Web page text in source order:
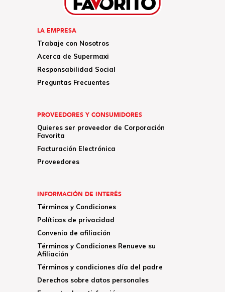
LA EMPRESA
Trabaje con Nosotros
Acerca de Supermaxi
Responsabilidad Social
Preguntas Frecuentes
PROVEEDORES Y CONSUMIDORES
Quieres ser proveedor de Corporación
Favorita
Facturación Electrónica
Proveedores
INFORMACIÓN DE INTERÉS
Términos y Condiciones
Políticas de privacidad
Convenio de afiliación
Términos y Condiciones Renueve su
Afiliación
Términos y condiciones día del padre
Derechos sobre datos personales